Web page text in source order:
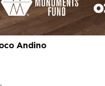
Andino